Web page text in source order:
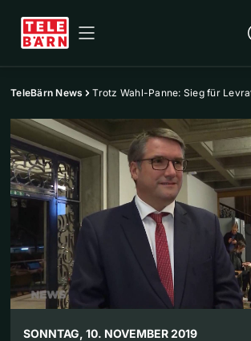
TeleBärn News Trotz Wahl-Panne: Sieg für
SONNTAG, 10. NOVEMBER 2019